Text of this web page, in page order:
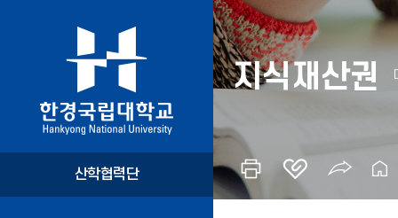
산학협력단
지식재산권